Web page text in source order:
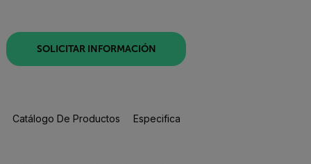
SOLICITAR INFORMACIÓN
Catálogo De Productos Especificaciones